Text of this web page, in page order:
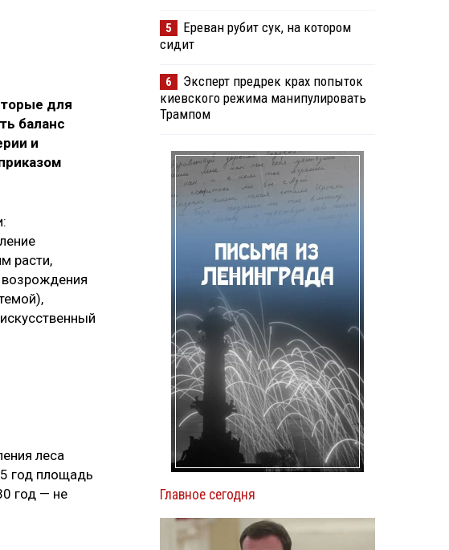
для
баланс
и
расти,
возрождения
леса
год площадь
год — не
5
Ереван рубит сук, на котором
сидит
6
Эксперт предрек крах попыток
киевского режима манипулировать
Трампом
Главное сегодня